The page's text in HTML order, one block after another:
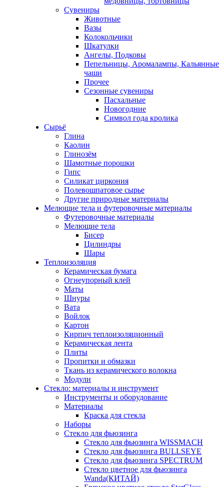
Сувениры
Животные
Вазы
Колокольчики
Шкатулки
Ангелы, Подковы
Пепельницы, Аромалампы, Кальянные
чаши
Прочее
Сезонные сувениры
Пасхальные
Новогодние
Символ года кролика
Сырьё
Глина
Каолин
Глинозём
Шамотные порошки
Гипс
Силикат циркония
Полевошпатовое сырье
Другие природные материалы
Мелющие тела и футеровочные материалы
Футеровочные материалы
Мелющие тела
Бисер
Цилиндры
Шары
Теплоизоляция
Керамическая бумага
Огнеупорный клей
Маты
Шнуры
Вата
Войлок
Картон
Кирпич теплоизоляционный
Керамическая лента
Плиты
Пропитки и обмазки
Ткань из керамического волокна
Модули
Стекло: материалы и инструмент
Инструменты и оборудование
Материалы
Краска для стекла
Наборы
Стекло для фьюзинга
Стекло для фьюзинга WISSMACH
Стекло для фьюзинга BULLSEYE
Стекло для фьюзинга SPECTRUM
Стекло цветное для фьюзинга
Wanda(КИТАЙ)